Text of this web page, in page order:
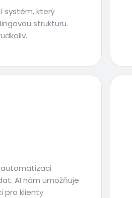
systém, který
strukturu.
AI nám umožňuje
pro klienty.